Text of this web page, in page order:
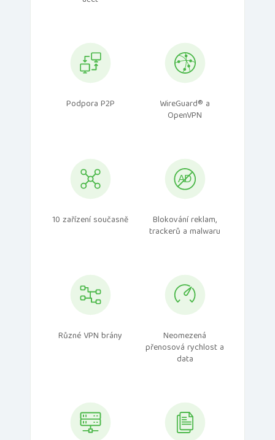
Podpora P2P WireGuard® a
OpenVPN
10 zařízení současně Blokování reklam,
trackerů a malwaru
Různé VPN brány Neomezená
přenosová rychlost a
data